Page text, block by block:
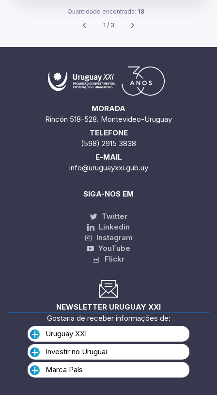
Quantidade encontrada: 18
1 / 3
MORADA
Rincón 518-528. Montevideo-Uruguay
TELEFONE
(598) 2915 3838
E-MAIL
info@uruguayxxi.gub.uy
SIGA-NOS EM
Twitter
Linkedin
Instagram
YouTube
Flickr
NEWSLETTER URUGUAY XXI
Gostaria de receber informações de:
Uruguay XXI
Investir no Uruguai
Marca País